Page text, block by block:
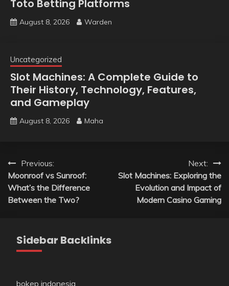
Toto Betting Platforms
August 8, 2026 Warden
Uncategorized
Slot Machines: A Complete Guide to
Their History, Technology, Features,
and Gameplay
August 8, 2026 Maha
Post
navigation
Previous:
Moonroof vs Sunroof:
What’s the Difference
Between the Two?
Next:
Slot Machines: Exploring the
Evolution and Impact of
Modern Casino Gaming
Sidebar Backlinks
bokep indonesia